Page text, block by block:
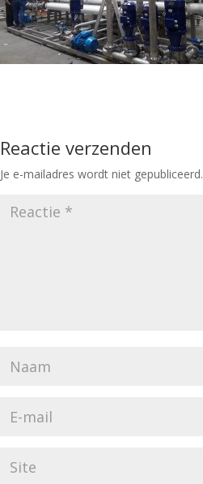
Reactie verzenden
Je e-mailadres wordt niet gepubliceerd.